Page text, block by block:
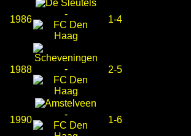
1986
-
1-4
1988 - 2-5
1990
-
1-6